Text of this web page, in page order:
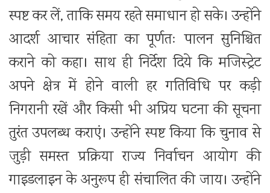
स्पष्ट कर लें, ताकि समय रहते समाधान हो सके। उन्होंने
आदर्श आचार संहिता का पूर्णतः पालन सुनिश्चित
कराने को कहा। साथ ही निर्देश दिये कि मजिस्ट्रेट
अपने क्षेत्र में होने वाली हर गतिविधि पर कड़ी
निगरानी रखें और किसी भी अप्रिय घटना की सूचना
तुरंत उपलब्ध कराएं। उन्होंने स्पष्ट किया कि चुनाव से
जुड़ी समस्त प्रक्रिया राज्य निर्वाचन आयोग की
गाइडलाइन के अनुरूप ही संचालित की जाय। उन्होंने